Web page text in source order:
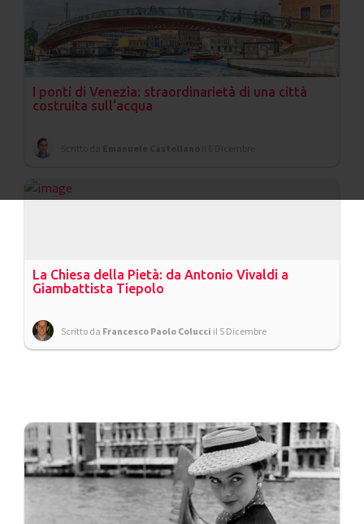
I ponti di Venezia: straordinarietà di una città
costruita sull‘acqua
La Chiesa della Pietà: da Antonio Vivaldi a
Giambattista Tiepolo
Scritto da Francesco Paolo Colucci il 5 Dicembre